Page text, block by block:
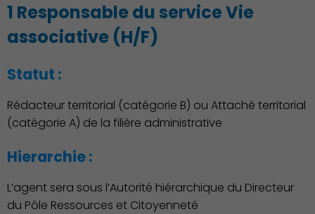
Démocratie locale
1 Responsable du service Vie
associative (H/F)
Statut :
Rédacteur territorial (catégorie B) ou Attaché territorial
(catégorie A) de la filière administrative
Hierarchie :
L’agent sera sous l’Autorité hiérarchique du Directeur
du Pôle Ressources et Citoyenneté